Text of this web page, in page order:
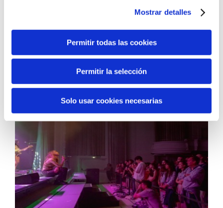
Mostrar detalles
Permitir todas las cookies
Permitir la selección
Solo usar cookies necesarias
económicas, sociales y físicas para que
todas las personas puedan disfrutar y
participar en la vida cultural.